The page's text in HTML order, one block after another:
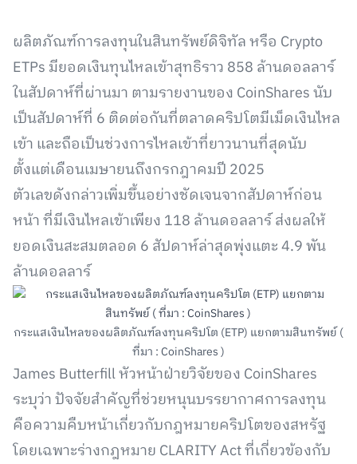
ผลิตภัณฑ์การลงทุนในสินทรัพย์ดิจิทัล หรือ Crypto
ETPs มียอดเงินทุนไหลเข้าสุทธิราว 858 ล้านดอลลาร์
ในสัปดาห์ที่ผ่านมา ตามรายงานของ CoinShares นับ
เป็นสัปดาห์ที่ 6 ติดต่อกันที่ตลาดคริปโตมีเม็ดเงินไหล
เข้า และถือเป็นช่วงการไหลเข้าที่ยาวนานที่สุดนับ
ตั้งแต่เดือนเมษายนถึงกรกฎาคมปี 2025
ตัวเลขดังกล่าวเพิ่มขึ้นอย่างชัดเจนจากสัปดาห์ก่อน
หน้า ที่มีเงินไหลเข้าเพียง 118 ล้านดอลลาร์ ส่งผลให้
ยอดเงินสะสมตลอด 6 สัปดาห์ล่าสุดพุ่งแตะ 4.9 พัน
ล้านดอลลาร์
กระแสเงินไหลของผลิตภัณฑ์ลงทุนคริปโต (ETP) แยกตามสินทรัพย์ (
ที่มา : CoinShares )
James Butterfill หัวหน้าฝ่ายวิจัยของ CoinShares
ระบุว่า ปัจจัยสำคัญที่ช่วยหนุนบรรยากาศการลงทุน
คือความคืบหน้าเกี่ยวกับกฎหมายคริปโตของสหรัฐ
โดยเฉพาะร่างกฎหมาย CLARITY Act ที่เกี่ยวข้องกับ